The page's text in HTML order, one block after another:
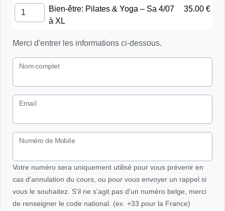
Bien-être: Pilates & Yoga – Sa 4/07
à XL
35.00 €
Merci d'entrer les informations ci-dessous.
Nom complet
Email
Numéro de Mobile
Votre numéro sera uniquement utilisé pour vous prévenir en
cas d'annulation du cours, ou pour vous envoyer un rappel si
vous le souhaitez. S'il ne s'agit pas d'un numéro belge, merci
de renseigner le code national. (ex. +33 pour la France)